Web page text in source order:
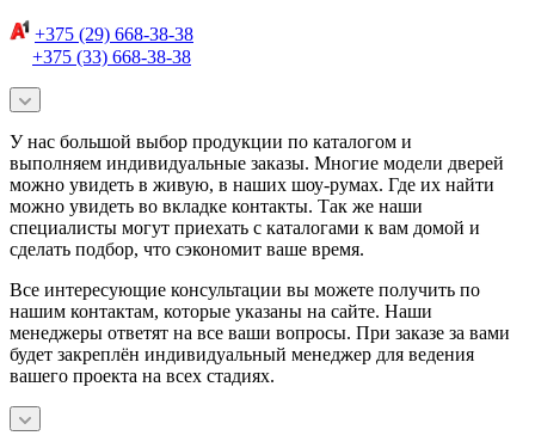
+375 (29) 668-38-38
+375 (33) 668-38-38
У нас большой выбор продукции по каталогом и
выполняем индивидуальные заказы. Многие модели дверей
можно увидеть в живую, в наших шоу-румах. Где их найти
можно увидеть во вкладке контакты. Так же наши
специалисты могут приехать с каталогами к вам домой и
сделать подбор, что сэкономит ваше время.
Все интересующие консультации вы можете получить по
нашим контактам, которые указаны на сайте. Наши
менеджеры ответят на все ваши вопросы. При заказе за вами
будет закреплён индивидуальный менеджер для ведения
вашего проекта на всех стадиях.